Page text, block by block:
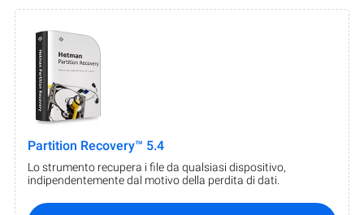
Partition Recovery™ 5.4
Lo strumento recupera i file da qualsiasi dispositivo,
indipendentemente dal motivo della perdita di dati.